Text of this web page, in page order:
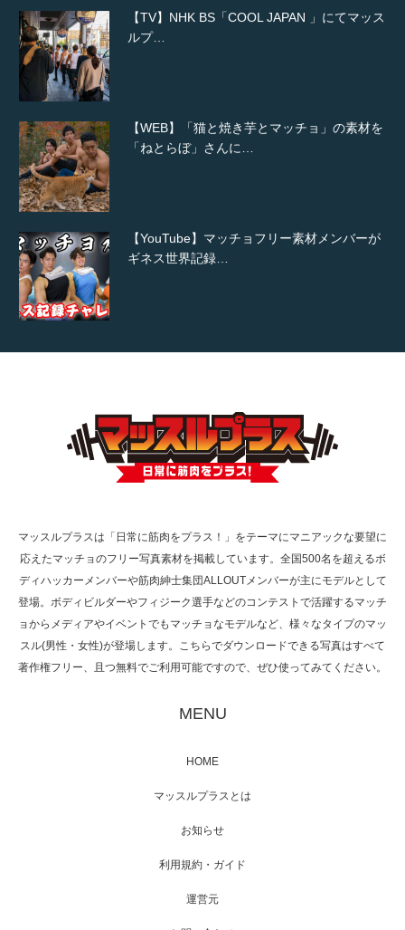
【TV】NHK BS「COOL JAPAN 」にてマッス
ルプ…
【WEB】「猫と焼き芋とマッチョ」の素材を
「ねとらぼ」さんに…
【YouTube】マッチョフリー素材メンバーが
ギネス世界記録…
TOKYO FMラジオ番組「ONE MORNING」
で紹介さ…
た（6/8放送）
映画「メカバース」舞台挨拶へマッスルプラ
【TV】NHK BS「COOL JAPAN 」にてマッス
マッスルプラスは「日常に筋肉をプラス！」をテーマにマニアックな要望に
応えたマッチョのフリー写真素材を掲載しています。全国500名を超えるボ
ディハッカーメンバーや筋肉紳士集団ALLOUTメンバーが主にモデルとして
登場。ボディビルダーやフィジーク選手などのコンテストで活躍するマッチ
ョからメディアやイベントでもマッチョなモデルなど、様々なタイプのマッ
スル(男性・女性)が登場します。こちらでダウンロードできる写真はすべて
著作権フリー、且つ無料でご利用可能ですので、ぜひ使ってみてください。
MENU
HOME
マッスルプラスとは
お知らせ
利用規約・ガイド
運営元